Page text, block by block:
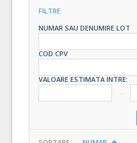
FILTRE
NUMAR SAU DENUMIRE LOT
COD CPV
VALOARE ESTIMATA INTRE: